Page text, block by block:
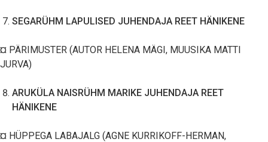
SEGARÜHM LAPULISED JUHENDAJA REET HÄNIKENE
¤ PÄRIMUSTER (AUTOR HELENA MÄGI, MUUSIKA MATTI
JURVA)
ARUKÜLA NAISRÜHM MARIKE JUHENDAJA REET
HÄNIKENE
¤ HÜPPEGA LABAJALG (AGNE KURRIKOFF-HERMAN,